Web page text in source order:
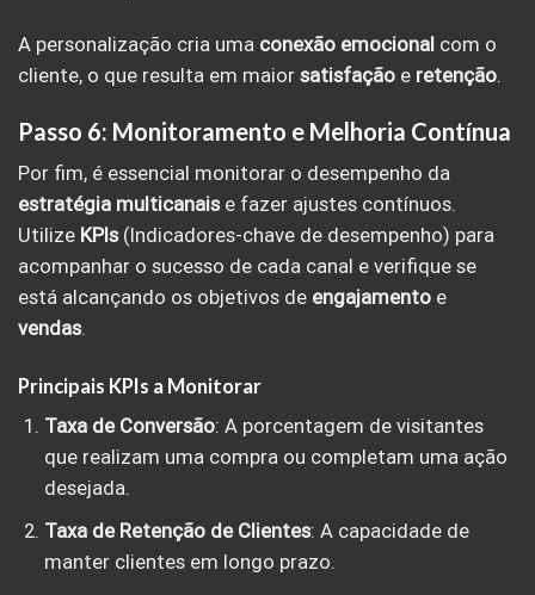
A personalização cria uma conexão emocional com o
cliente, o que resulta em maior satisfação e retenção.
Passo 6: Monitoramento e Melhoria Contínua
Por fim, é essencial monitorar o desempenho da
estratégia multicanaise fazer ajustes contínuos.
Utilize KPIs(Indicadores-chave de desempenho) para
acompanhar o sucesso de cada canal e verifique se
está alcançando os objetivos de engajamento e
vendas.
Principais KPIs a Monitorar
Taxa de Conversão: A porcentagem de visitantes
que realizam uma compra ou completam uma ação
desejada.
Taxa de Retenção de Clientes: A capacidade de
manter clientes em longo prazo.